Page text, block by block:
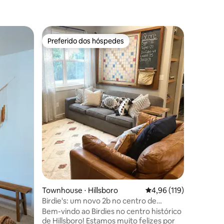
hóspedes Preferido dos hóspedes
Preferido dos hóspedes
Townhouse ⋅ Hillsboro 4,96 de uma avaliação
4,96 (119)
Birdie's: um novo 2b no centro de
Hillsboro
Bem-vindo ao Birdies no centro histórico
de Hillsboro! Estamos muito felizes por